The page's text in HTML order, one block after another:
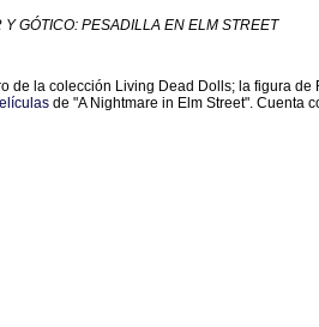
GÓTICO: PESADILLA EN ELM STREET
de la colección Living Dead Dolls; la figura de
de "A Nightmare in Elm Street". Cuenta